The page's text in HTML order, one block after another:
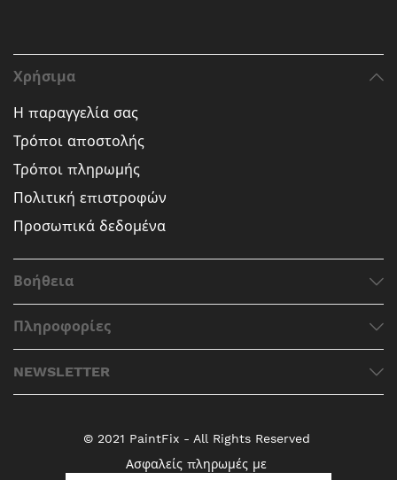
Χρήσιμα
Η παραγγελία σας
Τρόποι αποστολής
Τρόποι πληρωμής
Πολιτική επιστροφών
Προσωπικά δεδομένα
Βοήθεια
Πληροφορίες
NEWSLETTER
© 2021 PaintFix - All Rights Reserved
Ασφαλείς πληρωμές με